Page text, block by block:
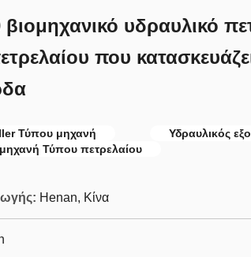
βιομηχανικό υδραυλικό
που
Τύπου μηχανή
Υδραυλικός
Τύπου πετρελαίου
Henan, Κίνα